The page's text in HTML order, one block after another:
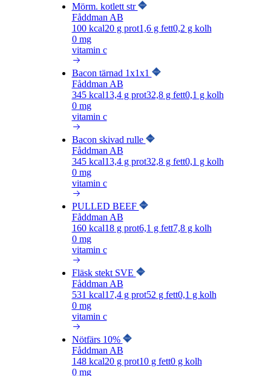
Mörm. kotlett str
Fåddman AB
100kcal20g prot1,6g fett0,2 g kolh
0 mg
vitamin c
Bacon tärnad 1x1x1
Fåddman AB
345kcal13,4g prot32,8g fett0,1 g kolh
0 mg
vitamin c
Bacon skivad rulle
Fåddman AB
345kcal13,4g prot32,8g fett0,1 g kolh
0 mg
vitamin c
PULLED BEEF
Fåddman AB
160kcal18g prot6,1 g fett7,8g kolh
0 mg
vitamin c
Fläsk stekt SVE
Fåddman AB
531 kcal17,4g prot52 g fett0,1 g kolh
0 mg
vitamin c
Nötfärs 10%
Fåddman AB
148kcal20g prot10g fett0g kolh
0 mg